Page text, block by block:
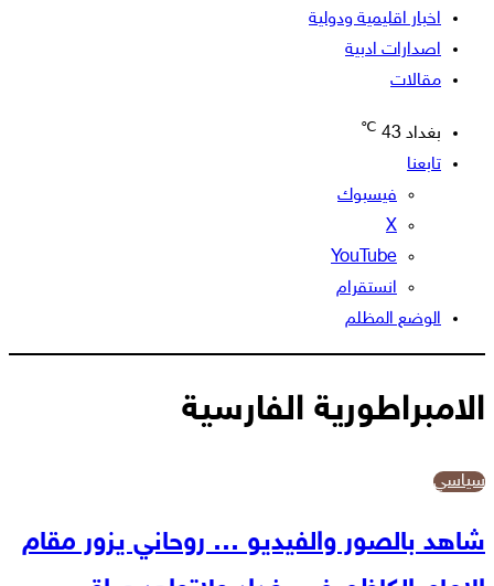
اخبار اقليمية ودولية
اصدارات ادبية
مقالات
بغداد 43
℃
تابعنا
فيسبوك
‫X
‫YouTube
انستقرام
الوضع المظلم
الامبراطورية الفارسية
سياسي
شاهد بالصور والفيديو … روحاني يزور مقام